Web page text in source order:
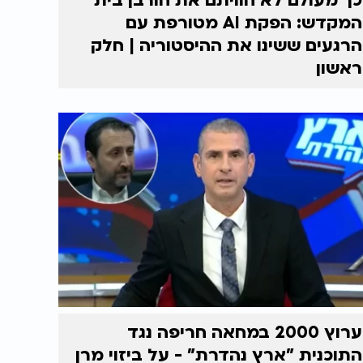
המקדש: הפקת AI מטורפת עם
הרגעים ששינו את ההיסטוריה | חלק
ראשון
ערוץ 2000 במחאה חריפה נגד
התוכנית "ארץ נהדרת" - על ביזוי מרן